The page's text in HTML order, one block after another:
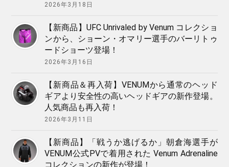
2026年3月18日
【新商品】UFC Unrivaled by Venum コレクショ
ンから、ショーン・オマリー選手のバーリトゥ
ードショーツ登場！
2026年3月16日
【新商品＆再入荷】VENUMから通常のヘッド
ギアより安全性の高いヘッドギアの新作登場。
人気商品も再入荷！
2026年3月11日
【新商品】「戦うか逃げるか」朝倉海選手が
VENUM公式PVで着用された Venum Adrenaline
コレクションの新作が登場！